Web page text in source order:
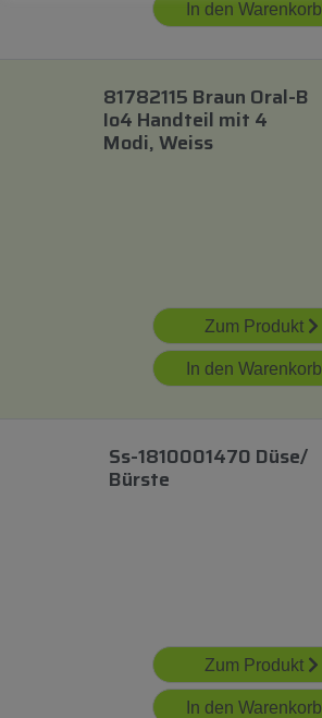
In den Warenkorb
81782115 Braun Oral-B
Io4 Handteil mit 4
Modi, Weiss
Zum Produkt
In den Warenkorb
Ss-1810001470 Düse/
Bürste
Zum Produkt
In den Warenkorb